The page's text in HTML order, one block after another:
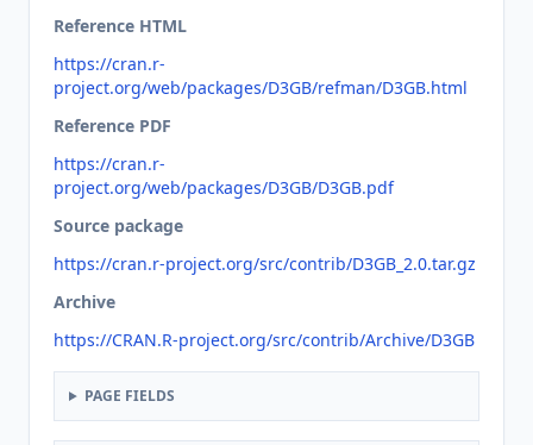
Reference HTML
https://cran.r-
project.org/web/packages/D3GB/refman/D3GB.html
Reference PDF
https://cran.r-
project.org/web/packages/D3GB/D3GB.pdf
Source package
https://cran.r-project.org/src/contrib/D3GB_2.0.tar.gz
Archive
https://CRAN.R-project.org/src/contrib/Archive/D3GB
PAGE FIELDS